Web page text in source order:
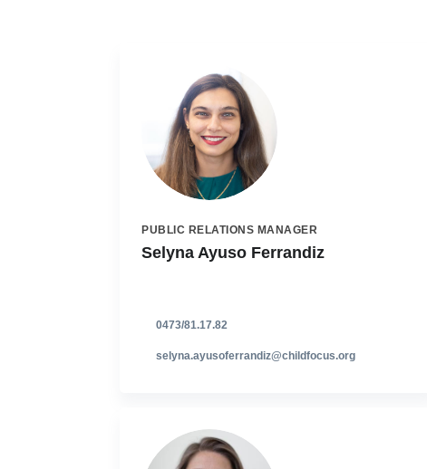
PUBLIC RELATIONS MANAGER
Selyna Ayuso Ferrandiz
0473/81.17.82
selyna.ayusoferrandiz@childfocus.org